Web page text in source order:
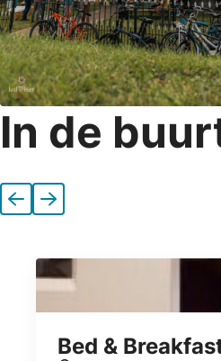
In de
VorigeVolgende
Bed &